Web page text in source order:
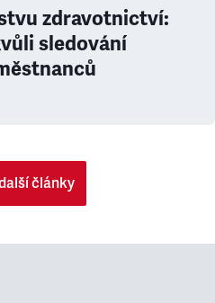
zdravotnictví:
sledování
články